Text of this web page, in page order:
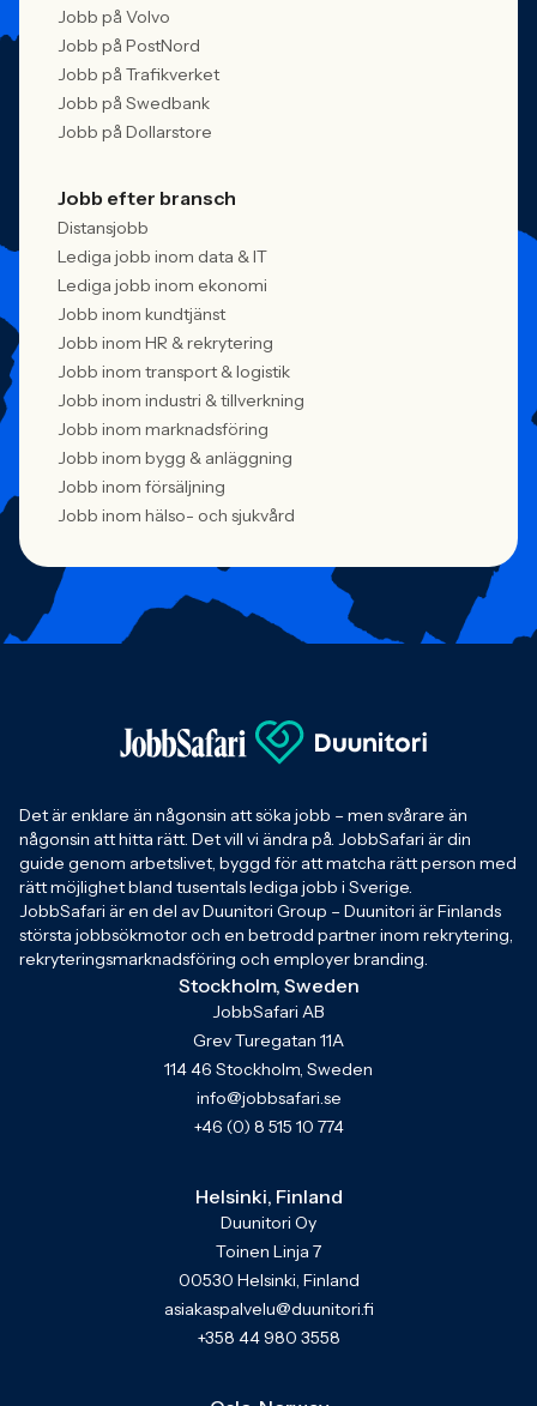
Jobb på Volvo
Jobb på PostNord
Jobb på Trafikverket
Jobb på Swedbank
Jobb på Dollarstore
Jobb efter bransch
Distansjobb
Lediga jobb inom data & IT
Lediga jobb inom ekonomi
Jobb inom kundtjänst
Jobb inom HR & rekrytering
Jobb inom transport & logistik
Jobb inom industri & tillverkning
Jobb inom marknadsföring
Jobb inom bygg & anläggning
Jobb inom försäljning
Jobb inom hälso- och sjukvård
Det är enklare än någonsin att söka jobb – men svårare än
någonsin att hitta rätt. Det vill vi ändra på. JobbSafari är din
guide genom arbetslivet, byggd för att matcha rätt person med
rätt möjlighet bland tusentals lediga jobb i Sverige.
JobbSafari är en del av Duunitori Group – Duunitori är Finlands
största jobbsökmotor och en betrodd partner inom rekrytering,
rekryteringsmarknadsföring och employer branding.
Stockholm, Sweden
JobbSafari AB
Grev Turegatan 11A
114 46 Stockholm, Sweden
info@jobbsafari.se
+46 (0) 8 515 10 774
Helsinki, Finland
Duunitori Oy
Toinen Linja 7
00530 Helsinki, Finland
asiakaspalvelu@duunitori.fi
+358 44 980 3558